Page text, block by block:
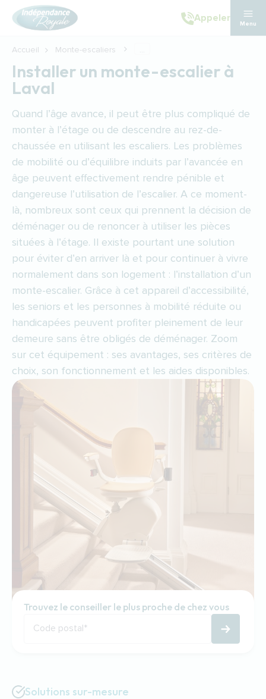
Aller au contenu principal
Appeler
Menu
Accueil Monte-escaliers ...
Installer un monte-escalier à
Laval
Quand l’âge avance, il peut être plus compliqué de
monter à l’étage ou de descendre au rez-de-
chaussée en utilisant les escaliers. Les problèmes
de mobilité ou d’équilibre induits par l’avancée en
âge peuvent effectivement rendre pénible et
dangereuse l’utilisation de l’escalier. A ce moment-
là, nombreux sont ceux qui prennent la décision de
déménager ou de renoncer à utiliser les pièces
situées à l’étage. Il existe pourtant une solution
pour éviter d’en arriver là et pour continuer à vivre
normalement dans son logement : l’installation d’un
monte-escalier. Grâce à cet appareil d’accessibilité,
les seniors et les personnes à mobilité réduite ou
handicapées peuvent profiter pleinement de leur
demeure sans être obligés de déménager. Zoom
sur cet équipement : ses avantages, ses critères de
choix, son fonctionnement et les aides disponibles.
Trouvez le conseiller le plus proche de chez vous
Code postal*
Solutions sur-mesure